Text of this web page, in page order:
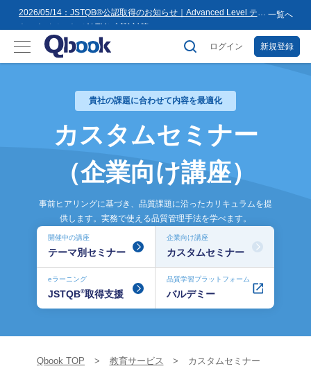
8月16日(日)まで
2026/05/14：JSTQB®公認取得のお知らせ｜Advanced Level テス
トマネジメント（ALTM）試験対策...
2026/03/02：バルテス・ホールディングス グループ内事業再編
に伴うサービス提供会社変更のお知らせ
2026/02/09：【重要】「テス友」システムメンテナンスのお知ら
せ
2025/12/11：Qbook 会員数4万人突破！＆サイトリニューアルの
2025/08/08：【重要】「テス友」システムメンテナンスのお知ら
2025/02/25：【重要】ログインパスワード再設定のお願い
2025/02/19：【重要】システム変更に伴うメンテナンス作業のお
2026/07/27：【夏季休業のお知らせ】2026年8月8日(土)～2026年
一覧へ
ログイン 新規登録
貴社の課題に合わせて内容を最適化
カスタムセミナー
（企業向け講座）
事前ヒアリングに基づき、品質課題に沿ったカリキュラムを提
供します。実務で使える品質管理手法を学べます。
開催中の講座
テーマ別セミナー
企業向け講座
カスタムセミナー
eラーニング
JSTQB®取得支援
品質学習プラットフォーム
バルデミー
Qbook TOP 教育サービス カスタムセミナー